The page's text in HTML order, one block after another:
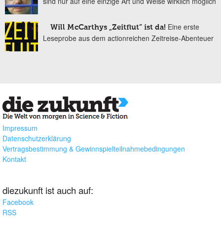
Will McCarthys „Zeitflut” ist da! Eine erste
Leseprobe aus dem actionreichen Zeitreise-Abenteuer
Impressum
Datenschutzerklärung
Vertragsbestimmung & Gewinnspielteilnahmebedingungen
Kontakt
diezukunft ist auch auf:
Facebook
RSS